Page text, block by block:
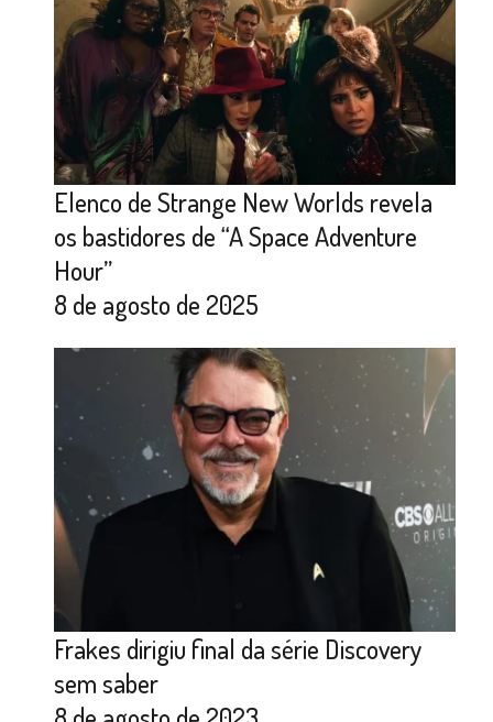
Elenco de Strange New Worlds revela
os bastidores de “A Space Adventure
Hour”
8 de agosto de 2025
Frakes dirigiu final da série Discovery
sem saber